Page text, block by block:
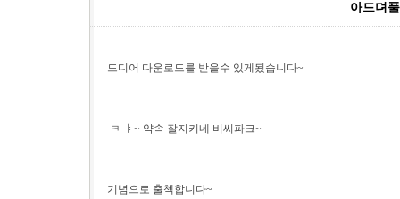
아드뎌
드디어 다운로드를 받을수 있게됬습니다~
ㅋ ㅑ~ 약속 잘지키네 비씨파크~
기념으로 출첵합니다~